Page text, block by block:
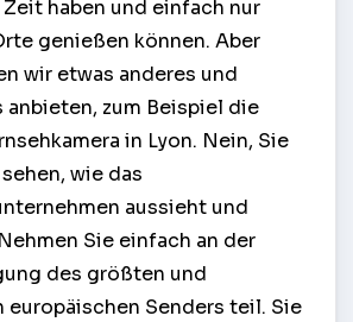
haben und einfach nur
genießen können. Aber
wir etwas anderes und
zum Beispiel die
in Lyon. Nein, Sie
wie das
aussieht und
Sie einfach an der
des größten und
europäischen Senders teil. Sie